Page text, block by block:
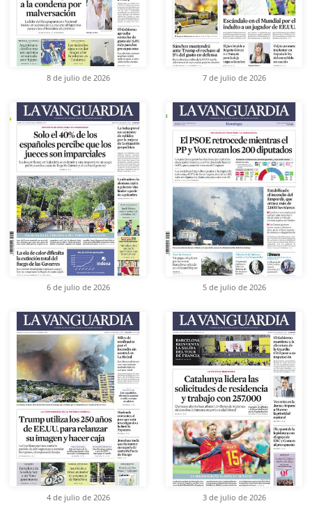
8 de julio de 2026 7 de julio de 2026
6 de julio de 2026 5 de julio de 2026
4 de julio de 2026 3 de julio de 2026